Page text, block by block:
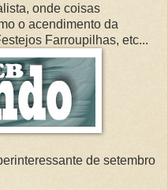
onde coisas
o acendimento da
Farroupilhas, etc...
de setembro